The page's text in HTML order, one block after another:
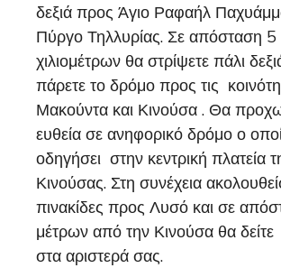
δεξιά προς Άγιο Ραφαήλ
Πύργο Τηλλυρίας. Σε απόσταση 5
χιλιομέτρων θα στρίψετε πάλι
πάρετε το δρόμο προς τις
Μακούντα και Κινούσα . Θα
ευθεία σε ανηφορικό δρόμο ο
οδηγήσει στην κεντρική πλατεία
Κινούσας. Στη συνέχεια
πινακίδες προς Λυσό και σε
μέτρων από την Κινούσα θα δείτε
στα αριστερά σας.